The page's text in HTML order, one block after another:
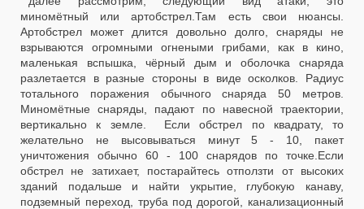
миномётный или артобстрел.Там есть свои нюансы.
Артобстрел может длится довольно долго, снаряды не
взрываются огромными огнеными грибами, как в кино,
маленькая вспышка, чёрный дым и оболочка снаряда
разлетается в разные стороны в виде осколков. Радиус
тотального поражения обычного снаряда 50 метров.
Миномётные снаряды, падают по навесной траектории,
вертикально к земле. Если обстрел по квадрату, то
желательно не высовываться минут 5 - 10, пакет
уничтожения обычно 60 - 100 снарядов по точке.Если
обстрел не затихает, постарайтесь отползти от высоких
зданий подальше и найти укрытие, глубокую канаву,
подземный переход, труба под дорогой, канализационный